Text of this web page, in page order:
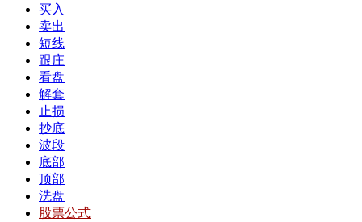
买入
卖出
短线
跟庄
看盘
解套
止损
抄底
波段
底部
顶部
洗盘
股票公式